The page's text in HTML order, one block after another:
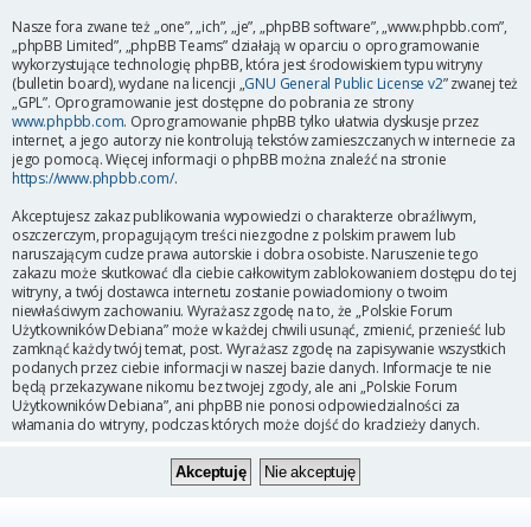
Nasze fora zwane też „one”, „ich”, „je”, „phpBB software”, „www.phpbb.com”,
„phpBB Limited”, „phpBB Teams” działają w oparciu o oprogramowanie
wykorzystujące technologię phpBB, która jest środowiskiem typu witryny
(bulletin board), wydane na licencji „GNU General Public License v2” zwanej też
„GPL”. Oprogramowanie jest dostępne do pobrania ze strony
www.phpbb.com. Oprogramowanie phpBB tylko ułatwia dyskusje przez
internet, a jego autorzy nie kontrolują tekstów zamieszczanych w internecie za
jego pomocą. Więcej informacji o phpBB można znaleźć na stronie
https://www.phpbb.com/.
Akceptujesz zakaz publikowania wypowiedzi o charakterze obraźliwym,
oszczerczym, propagującym treści niezgodne z polskim prawem lub
naruszającym cudze prawa autorskie i dobra osobiste. Naruszenie tego
zakazu może skutkować dla ciebie całkowitym zablokowaniem dostępu do tej
witryny, a twój dostawca internetu zostanie powiadomiony o twoim
niewłaściwym zachowaniu. Wyrażasz zgodę na to, że „Polskie Forum
Użytkowników Debiana” może w każdej chwili usunąć, zmienić, przenieść lub
zamknąć każdy twój temat, post. Wyrażasz zgodę na zapisywanie wszystkich
podanych przez ciebie informacji w naszej bazie danych. Informacje te nie
będą przekazywane nikomu bez twojej zgody, ale ani „Polskie Forum
Użytkowników Debiana”, ani phpBB nie ponosi odpowiedzialności za
włamania do witryny, podczas których może dojść do kradzieży danych.